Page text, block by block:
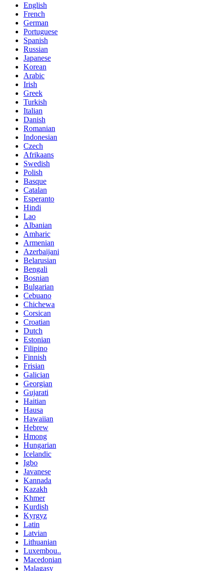
English
French
German
Portuguese
Spanish
Russian
Japanese
Korean
Arabic
Irish
Greek
Turkish
Italian
Danish
Romanian
Indonesian
Czech
Afrikaans
Swedish
Polish
Basque
Catalan
Esperanto
Hindi
Lao
Albanian
Amharic
Armenian
Azerbaijani
Belarusian
Bengali
Bosnian
Bulgarian
Cebuano
Chichewa
Corsican
Croatian
Dutch
Estonian
Filipino
Finnish
Frisian
Galician
Georgian
Gujarati
Haitian
Hausa
Hawaiian
Hebrew
Hmong
Hungarian
Icelandic
Igbo
Javanese
Kannada
Kazakh
Khmer
Kurdish
Kyrgyz
Latin
Latvian
Lithuanian
Luxembou..
Macedonian
Malagasy